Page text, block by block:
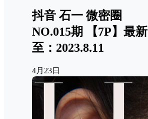
抖音 石一 微密圈
NO.015期 【7P】最新
至：2023.8.11
4月23日